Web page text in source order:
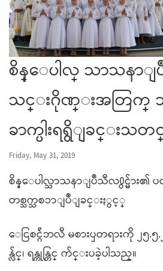
စိန္ေပါလ္ သာသနာ
သင္းဂိုဏ္းအတြက္
ခာက္ပါးရရွိျခင္းသ
Friday, May 31, 2019
စိန္ေပါလ္သာသနာျပဳသီလ႐ွင္မ်ား၏
တစ္သက္သစၥာျပဳျခင္းႏွင့္
ေငြစင္ဂ်ဴဘလီ မစားၦတရားကို ၂၅
န္လ်င္၊ ရန္ကုန္တြင္ က်င္းပခဲ့ပါသည္။